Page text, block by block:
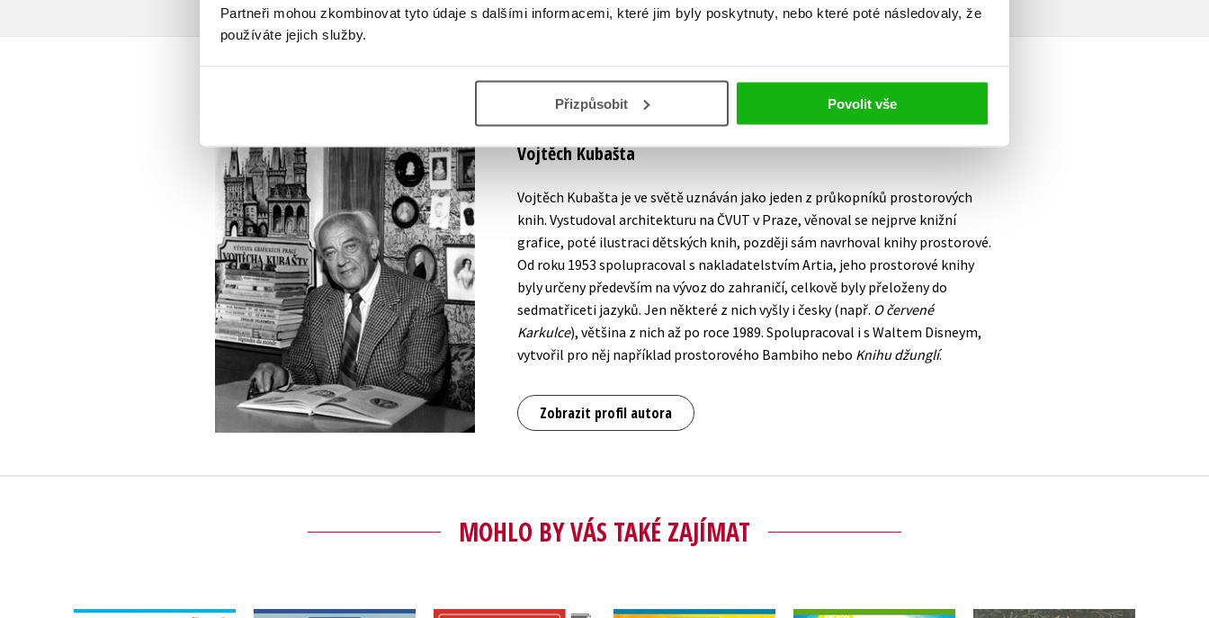
Partneři mohou zkombinovat tyto údaje s dalšími informacemi, které jim byly poskytnuty, nebo které poté následovaly, že
používáte jejich služby.
Přizpůsobit Povolit vše
AUTOR KNIHY
Vojtěch Kubašta
Vojtěch Kubašta je ve světě uznáván jako jeden z průkopníků prostorových
knih. Vystudoval architekturu na ČVUT v Praze, věnoval se nejprve knižní
grafice, poté ilustraci dětských knih, později sám navrhoval knihy prostorové.
Od roku 1953 spolupracoval s nakladatelstvím Artia, jeho prostorové knihy
byly určeny především na vývoz do zahraničí, celkově byly přeloženy do
sedmatřiceti jazyků. Jen některé z nich vyšly i česky (např. O červené
Karkulce), většina z nich až po roce 1989. Spolupracoval i s Waltem Disneym,
vytvořil pro něj například prostorového Bambiho nebo Knihu džunglí.
Zobrazit profil autora
MOHLO BY VÁS TAKÉ ZAJÍMAT